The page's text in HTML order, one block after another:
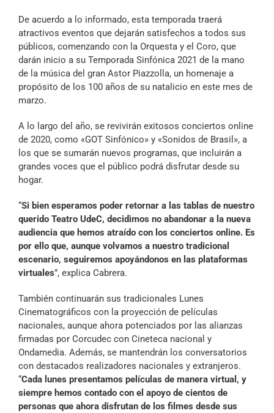
De acuerdo a lo informado, esta temporada traerá
atractivos eventos que dejarán satisfechos a todos sus
públicos, comenzando con la Orquesta y el Coro, que
darán inicio a su Temporada Sinfónica 2021 de la mano
de la música del gran Astor Piazzolla, un homenaje a
propósito de los 100 años de su natalicio en este mes de
marzo.
A lo largo del año, se revivirán exitosos conciertos online
de 2020, como «GOT Sinfónico» y «Sonidos de Brasil», a
los que se sumarán nuevos programas, que incluirán a
grandes voces que el público podrá disfrutar desde su
hogar.
“Si bien esperamos poder retornar a las tablas de nuestro
querido Teatro UdeC, decidimos no abandonar a la nueva
audiencia que hemos atraído con los conciertos online. Es
por ello que, aunque volvamos a nuestro tradicional
escenario, seguiremos apoyándonos en las plataformas
virtuales”, explica Cabrera.
También continuarán sus tradicionales Lunes
Cinematográficos con la proyección de películas
nacionales, aunque ahora potenciados por las alianzas
firmadas por Corcudec con Cineteca nacional y
Ondamedia. Además, se mantendrán los conversatorios
con destacados realizadores nacionales y extranjeros.
“Cada lunes presentamos películas de manera virtual, y
siempre hemos contado con el apoyo de cientos de
personas que ahora disfrutan de los filmes desde sus